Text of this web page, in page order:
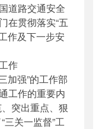
道路交通安全
在贯彻落实“五
作及下一步安
作
加强”的工作部
工作的重要内
突出重点、狠
三关一监督”工